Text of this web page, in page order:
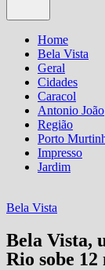
Home
Bela Vista
Geral
Cidades
Caracol
Antonio João
Região
Porto
Impresso
Jardim
Bela Vista
Bela Vista,
Rio sobe